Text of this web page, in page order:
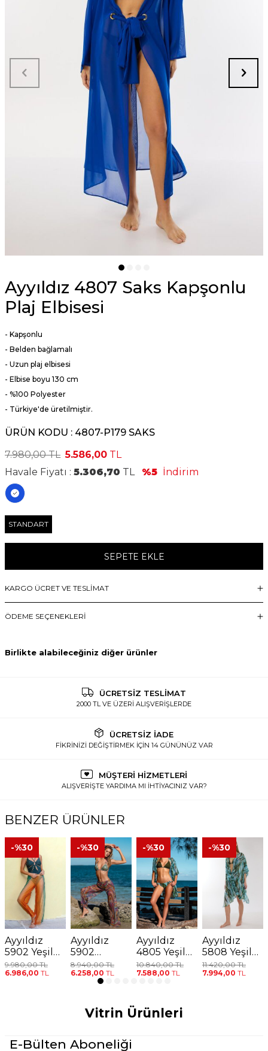
Ayyıldız 4807 Saks Kapşonlu
Plaj Elbisesi
- Kapşonlu
- Belden bağlamalı
- Uzun plaj elbisesi
- Elbise boyu 130 cm
- %100 Polyester
- Türkiye'de üretilmiştir.
ÜRÜN KODU : 4807-P179 SAKS
7.980,00TL 5.586,00 TL
Havale Fiyatı : 5.306,70 TL %5 İndirim
STANDART
SEPETE EKLE
KARGO ÜCRET VE TESLİMAT
ÖDEME SEÇENEKLERI
Birlikte alabileceğiniz diğer ürünler
ÜCRETSİZ TESLİMAT
2000 TL VE ÜZERİ ALIŞVERİŞLERDE
ÜCRETSİZ İADE
FİKRİNİZİ DEĞİŞTİRMEK İÇİN 14 GÜNÜNÜZ VAR
MÜŞTERİ HİZMETLERİ
ALIŞVERİŞTE YARDIMA MI İHTİYACINIZ VAR?
BENZER ÜRÜNLER
-%30
Ayyıldız
5902 Yeşil
Turunucu
Desenli Plaj
9.980,00TL
6.986,00 TL
-%30
Ayyıldız
5902
Turuncu
Desenli Plaj
Pantolonu
8.940,00TL
6.258,00 TL
-%30
Ayyıldız
4805 Yeşil
Turkuaz
Gömlek
10.840,00TL
7.588,00 TL
-%30
Ayyıldız
5808 Yeşil
Turkuaz
Desenli Plaj
11.420,00TL
7.994,00 TL
Vitrin Ürünleri
E-Bülten Aboneliği